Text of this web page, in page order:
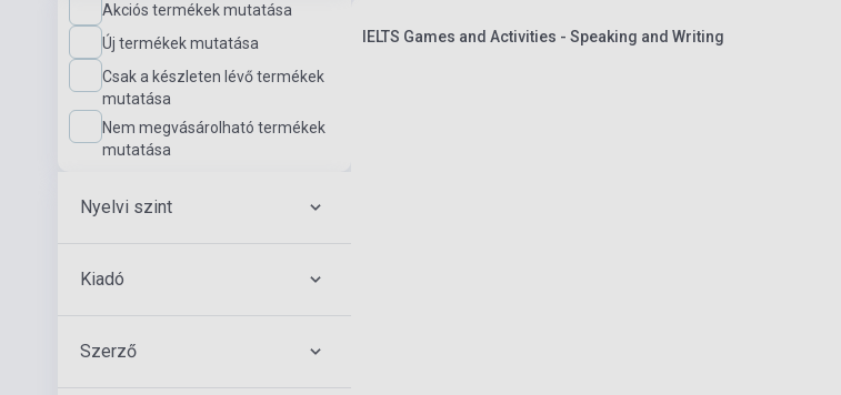
Akciós termékek mutatása
Új termékek mutatása
Csak a készleten lévő termékek
mutatása
Nem megvásárolható termékek
mutatása
Nyelvi szint
Kiadó
Szerző
IELTS Games and Activities - Speaking and Writing